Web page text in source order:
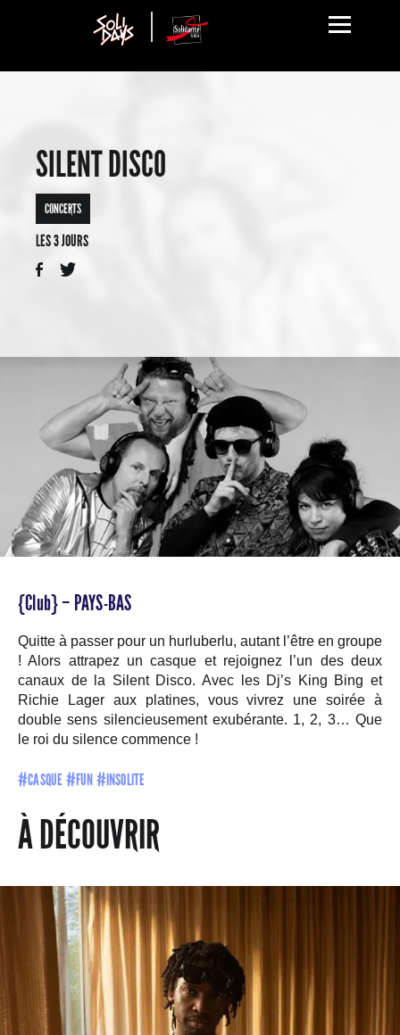
SILENT DISCO
CONCERTS
LES 3 JOURS
{Club} – PAYS-BAS
Quitte à passer pour un hurluberlu, autant l’être en groupe
! Alors attrapez un casque et rejoignez l’un des deux
canaux de la Silent Disco. Avec les Dj’s King Bing et
Richie Lager aux platines, vous vivrez une soirée à
double sens silencieusement exubérante. 1, 2, 3… Que
le roi du silence commence !
#CASQUE #FUN #INSOLITE
À DÉCOUVRIR